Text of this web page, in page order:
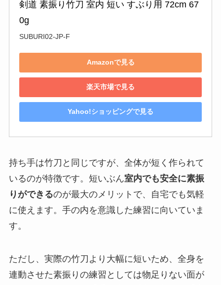
剣道 素振り竹刀 室内 短い すぶり用 72cm 67
0g
SUBURI02-JP-F
Amazonで見る
楽天市場で見る
Yahoo!ショッピングで見る
持ち手は竹刀と同じですが、全体が短く作られて
いるのが特徴です。短いぶん室内でも安全に素振
りができるのが最大のメリットで、自宅でも気軽
に使えます。手の内を意識した練習に向いていま
す。
ただし、実際の竹刀より大幅に短いため、全身を
連動させた素振りの練習としては物足りない面が